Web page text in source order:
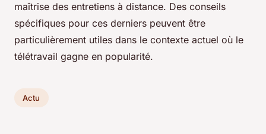
maîtrise des entretiens à distance. Des conseils
spécifiques pour ces derniers peuvent être
particulièrement utiles dans le contexte actuel où le
télétravail gagne en popularité.
Actu